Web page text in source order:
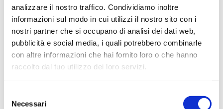
analizzare il nostro traffico. Condividiamo inoltre
informazioni sul modo in cui utilizzi il nostro sito con i
nostri partner che si occupano di analisi dei dati web,
pubblicità e social media, i quali potrebbero combinarle
con altre informazioni che hai fornito loro o che hanno
raccolto dal tuo utilizzo dei loro servizi.
delNecessariil nuovo motore dell’automazione